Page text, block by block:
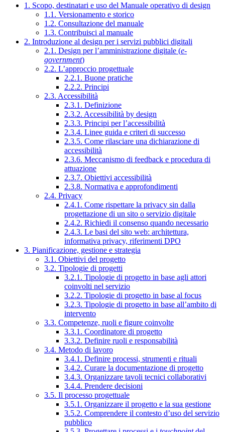
1. Scopo, destinatari e uso del Manuale operativo di design
1.1. Versionamento e storico
1.2. Consultazione del manuale
1.3. Contribuisci al manuale
2. Introduzione al design per i servizi pubblici digitali
2.1. Design per l’amministrazione digitale (e-
government)
2.2. L’approccio progettuale
2.2.1. Buone pratiche
2.2.2. Principi
2.3. Accessibilità
2.3.1. Definizione
2.3.2. Accessibilità by design
2.3.3. Principi per l’accessibilità
2.3.4. Linee guida e criteri di successo
2.3.5. Come rilasciare una dichiarazione di
accessibilità
2.3.6. Meccanismo di feedback e procedura di
attuazione
2.3.7. Obiettivi accessibilità
2.3.8. Normativa e approfondimenti
2.4. Privacy
2.4.1. Come rispettare la privacy sin dalla
progettazione di un sito o servizio digitale
2.4.2. Richiedi il consenso quando necessario
2.4.3. Le basi del sito web: architettura,
informativa privacy, riferimenti DPO
3. Pianificazione, gestione e strategia
3.1. Obiettivi del progetto
3.2. Tipologie di progetti
3.2.1. Tipologie di progetto in base agli attori
coinvolti nel servizio
3.2.2. Tipologie di progetto in base al focus
3.2.3. Tipologie di progetto in base all’ambito di
intervento
3.3. Competenze, ruoli e figure coinvolte
3.3.1. Coordinatore di progetto
3.3.2. Definire ruoli e responsabilità
3.4. Metodo di lavoro
3.4.1. Definire processi, strumenti e rituali
3.4.2. Curare la documentazione di progetto
3.4.3. Organizzare tavoli tecnici collaborativi
3.4.4. Prendere decisioni
3.5. Il processo progettuale
3.5.1. Organizzare il progetto e la sua gestione
3.5.2. Comprendere il contesto d’uso del servizio
pubblico